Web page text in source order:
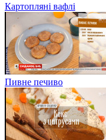
Картопляні вафлі
Пивне печиво